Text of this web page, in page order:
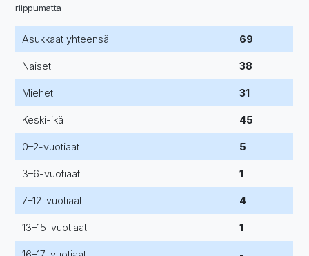
riippumatta
Asukkaat yhteensä 69
Naiset 38
Miehet 31
Keski-ikä 45
0–2-vuotiaat 5
3–6-vuotiaat 1
7–12-vuotiaat 4
13–15-vuotiaat 1